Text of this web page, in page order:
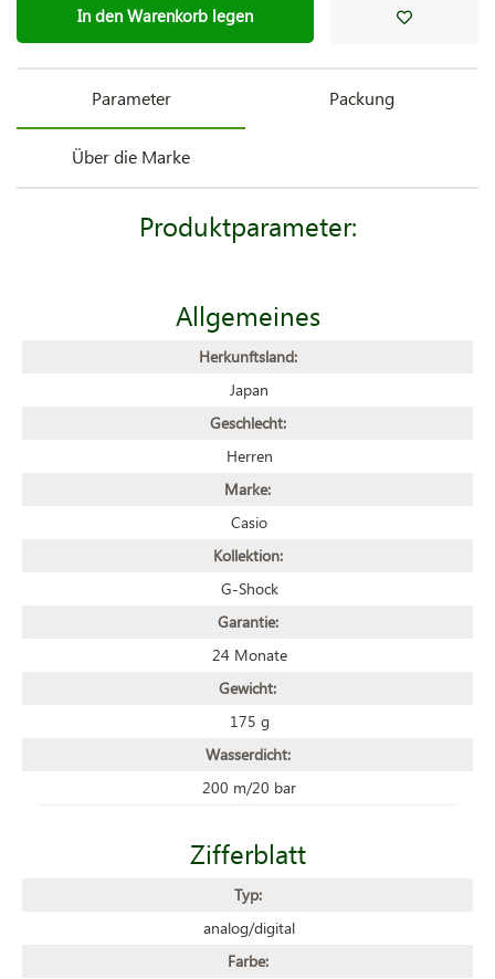
In den Warenkorb legen
Parameter Packung
Über die Marke
Produktparameter:
Allgemeines
Herkunftsland:
Japan
Geschlecht:
Herren
Marke:
Casio
Kollektion:
G-Shock
Garantie:
24 Monate
Gewicht:
175 g
Wasserdicht:
200 m/20 bar
Zifferblatt
Typ:
analog/digital
Farbe: